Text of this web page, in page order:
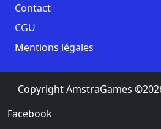
Contact
CGU
Mentions légales
Copyright AmstraGames
Facebook